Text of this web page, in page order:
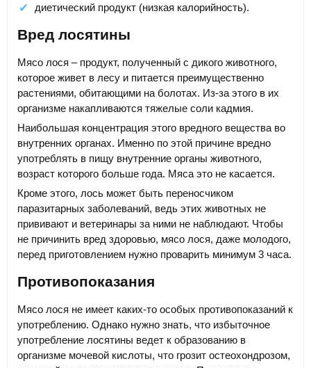
диетический продукт (низкая калорийность).
Вред лосятины
Мясо лося – продукт, полученный с дикого животного,
которое живет в лесу и питается преимущественно
растениями, обитающими на болотах. Из-за этого в их
организме накапливаются тяжелые соли кадмия.
Наибольшая концентрация этого вредного вещества во
внутренних органах. Именно по этой причине вредно
употреблять в пищу внутренние органы животного,
возраст которого больше года. Мяса это не касается.
Кроме этого, лось может быть переносчиком
паразитарных заболеваний, ведь этих животных не
прививают и ветеринары за ними не наблюдают. Чтобы
не причинить вред здоровью, мясо лося, даже молодого,
перед приготовлением нужно проварить минимум 3 часа.
Противопоказания
Мясо лося не имеет каких-то особых противопоказаний к
употреблению. Однако нужно знать, что избыточное
употребление лосятины ведет к образованию в
организме мочевой кислоты, что грозит остеохондрозом,